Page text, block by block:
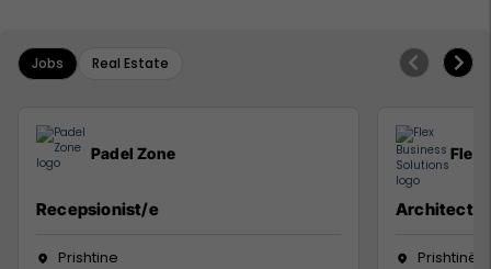
Jobs Real Estate
Padel Zone
Recepsionist/e
Prishtine
Flex
Architect
Prishtinë